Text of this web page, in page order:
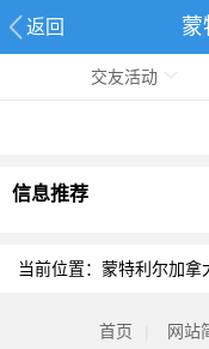
返回 蒙
交友活动
信息推荐
当前位置： 蒙特利尔加拿
首页 网站